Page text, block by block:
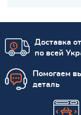
Доставка
по всей
Помогаем
деталь